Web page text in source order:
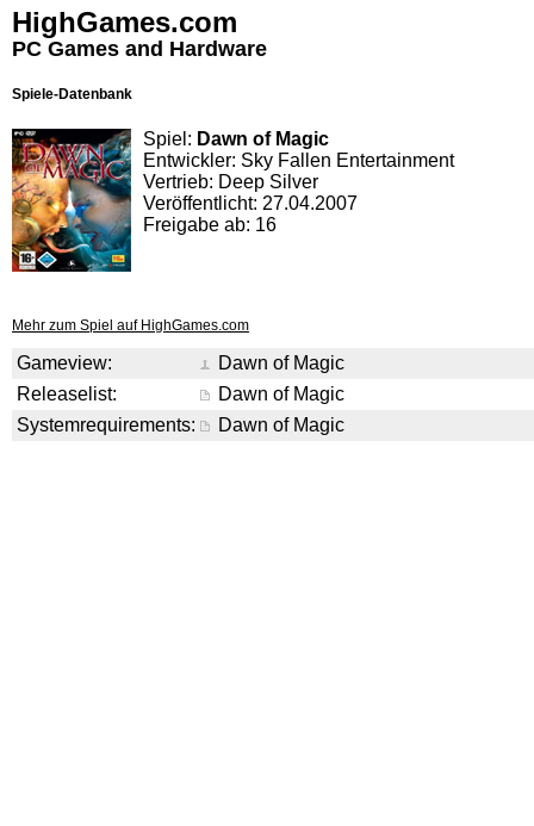
HighGames.com
PC Games and Hardware
Spiele-Datenbank
Spiel: Dawn of Magic
Entwickler: Sky Fallen Entertainment
Vertrieb: Deep Silver
Veröffentlicht: 27.04.2007
Freigabe ab: 16
Mehr zum Spiel auf HighGames.com
Gameview:
Dawn of Magic
Releaselist:
Dawn of Magic
Systemrequirements:
Dawn of Magic